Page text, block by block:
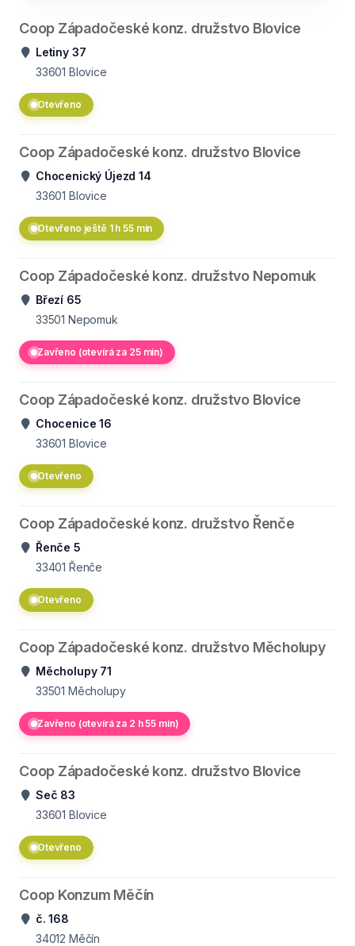
Coop Západočeské konz. družstvo Blovice
Letiny 37
33601 Blovice
Otevřeno
Coop Západočeské konz. družstvo Blovice
Chocenický Újezd 14
33601 Blovice
Otevřeno ještě 1 h 55 min
Coop Západočeské konz. družstvo Nepomuk
Březí 65
33501 Nepomuk
Zavřeno (otevírá za 25 min)
Coop Západočeské konz. družstvo Blovice
Chocenice 16
33601 Blovice
Otevřeno
Coop Západočeské konz. družstvo Řenče
Řenče 5
33401 Řenče
Otevřeno
Coop Západočeské konz. družstvo Měcholupy
Měcholupy 71
33501 Měcholupy
Zavřeno (otevírá za 2 h 55 min)
Coop Západočeské konz. družstvo Blovice
Seč 83
33601 Blovice
Otevřeno
Coop Konzum Měčín
č. 168
34012 Měčín